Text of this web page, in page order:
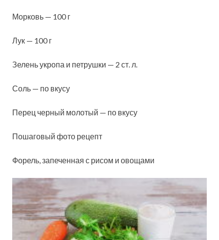
Морковь — 100 г
Лук — 100 г
Зелень укропа и петрушки — 2 ст. л.
Соль — по вкусу
Перец черный молотый — по вкусу
Пошаговый фото рецепт
Форель, запеченная с рисом и овощами